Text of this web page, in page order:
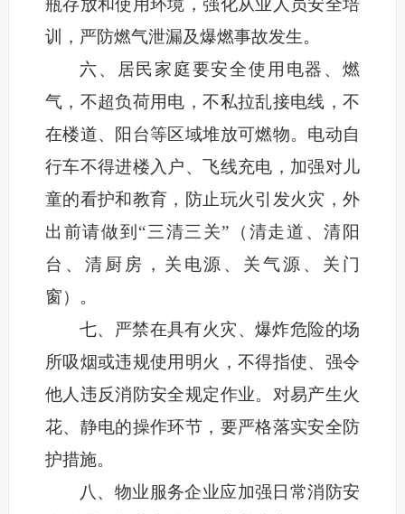
瓶存放和使用环境，强化从业人员安全培
训，严防燃气泄漏及爆燃事故发生。
六、居民家庭要安全使用电器、燃
气，不超负荷用电，不私拉乱接电线，不
在楼道、阳台等区域堆放可燃物。电动自
行车不得进楼入户、飞线充电，加强对儿
童的看护和教育，防止玩火引发火灾，外
出前请做到“三清三关”（清走道、清阳
台、清厨房，关电源、关气源、关门
窗）。
七、严禁在具有火灾、爆炸危险的场
所吸烟或违规使用明火，不得指使、强令
他人违反消防安全规定作业。对易产生火
花、静电的操作环节，要严格落实安全防
护措施。
八、物业服务企业应加强日常消防安